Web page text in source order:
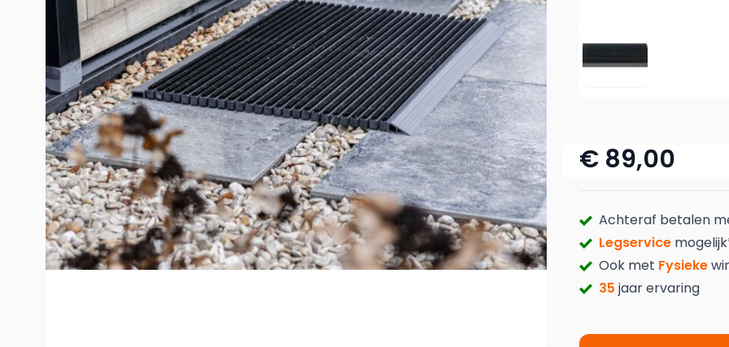
COREtec
€ 89,00
Achteraf betalen
Legservice
Ook met Fysieke
35 jaar ervaring